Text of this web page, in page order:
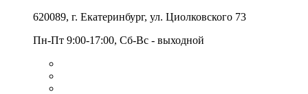
620089, г. Екатеринбург, ул. Циолковского 73
Пн-Пт 9:00-17:00, Сб-Вс - выходной